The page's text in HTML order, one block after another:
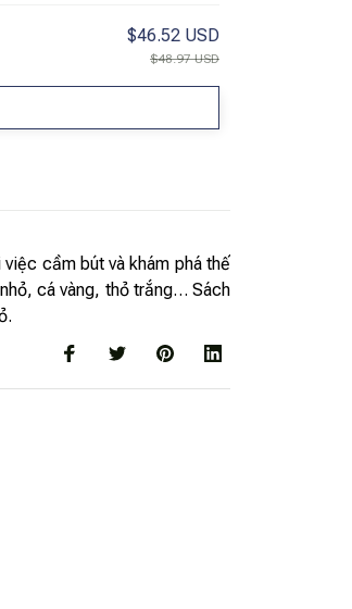
$46.52 USD
$48.97 USD
cầm bút và khám phá thế
cá vàng, thỏ trắng… Sách